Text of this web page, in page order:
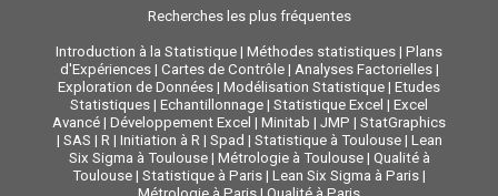
Recherches les plus fréquentes
Introduction à la Statistique | Méthodes statistiques | Plans
d'Expériences| Cartes de Contrôle| Analyses Factorielles|
Exploration de Données | Modélisation Statistique | Etudes
Statistiques | Echantillonnage | Statistique Excel | Excel
Avancé | Développement Excel | Minitab | JMP | StatGraphics
| SAS | R| Initiation à R| Spad | Statistique à Toulouse| Lean
Six Sigma à Toulouse| Métrologie à Toulouse| Qualité à
Toulouse | Statistique à Paris | Lean Six Sigma à Paris |